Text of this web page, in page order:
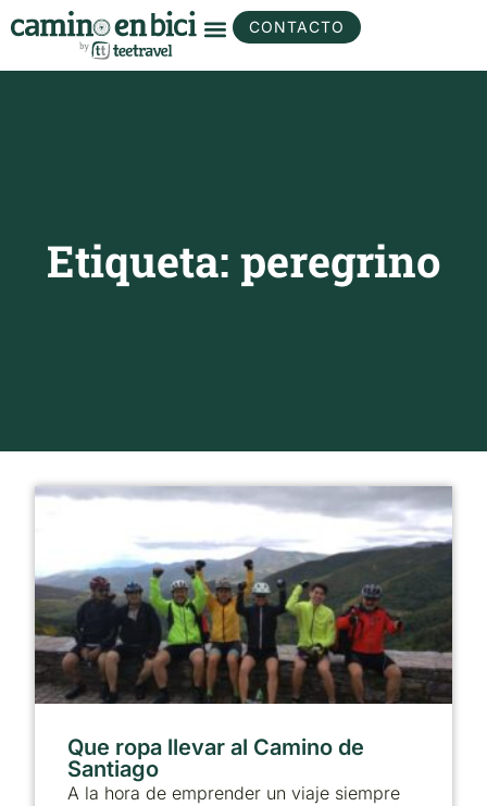
CONTACTO
Etiqueta: peregrino
Que ropa llevar al Camino de
Santiago
A la hora de emprender un viaje siempre